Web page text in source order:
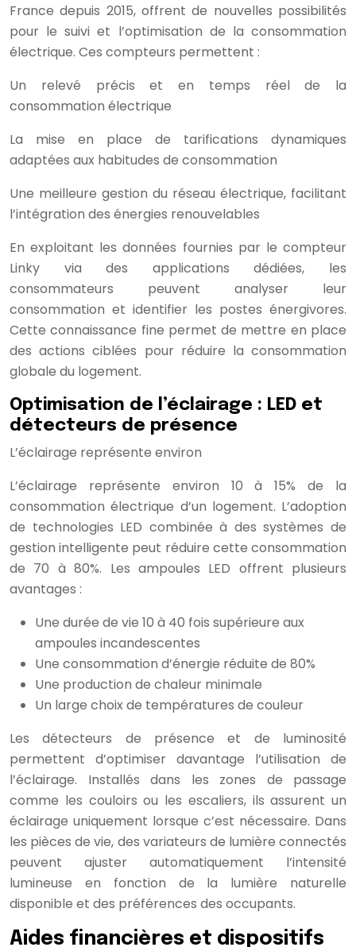
France depuis 2015, offrent de nouvelles possibilités
pour le suivi et l’optimisation de la consommation
électrique. Ces compteurs permettent :
Un relevé précis et en temps réel de la
consommation électrique
La mise en place de tarifications dynamiques
adaptées aux habitudes de consommation
Une meilleure gestion du réseau électrique, facilitant
l’intégration des énergies renouvelables
En exploitant les données fournies par le compteur
Linky via des applications dédiées, les
consommateurs peuvent analyser leur
consommation et identifier les postes énergivores.
Cette connaissance fine permet de mettre en place
des actions ciblées pour réduire la consommation
globale du logement.
Optimisation de l’éclairage : LED et
détecteurs de présence
L’éclairage représente environ
L’éclairage représente environ 10 à 15% de la
consommation électrique d’un logement. L’adoption
de technologies LED combinée à des systèmes de
gestion intelligente peut réduire cette consommation
de 70 à 80%. Les ampoules LED offrent plusieurs
avantages :
Une durée de vie 10 à 40 fois supérieure aux
ampoules incandescentes
Une consommation d’énergie réduite de 80%
Une production de chaleur minimale
Un large choix de températures de couleur
Les détecteurs de présence et de luminosité
permettent d’optimiser davantage l’utilisation de
l’éclairage. Installés dans les zones de passage
comme les couloirs ou les escaliers, ils assurent un
éclairage uniquement lorsque c’est nécessaire. Dans
les pièces de vie, des variateurs de lumière connectés
peuvent ajuster automatiquement l’intensité
lumineuse en fonction de la lumière naturelle
disponible et des préférences des occupants.
Aides financières et dispositifs